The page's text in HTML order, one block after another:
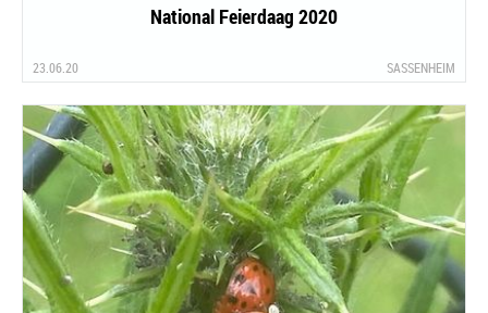
National Feierdaag 2020
23.06.20 SASSENHEIM